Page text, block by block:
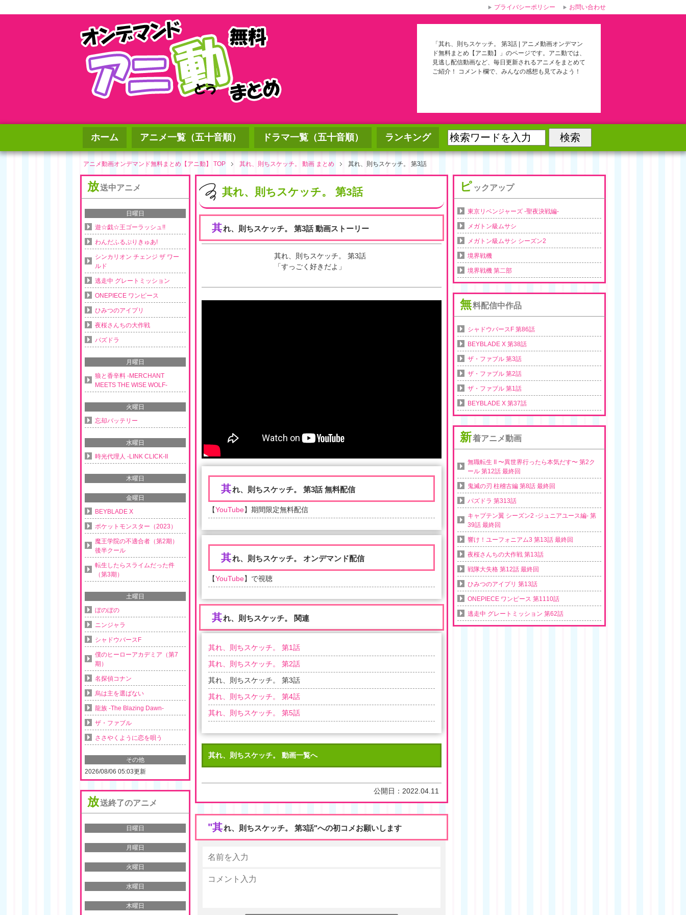
「其れ、則ちスケッチ。 第3話 | アニメ動画オンデマン
ド無料まとめ【アニ動】」のページです。アニ動では、
見逃し配信動画など、毎日更新されるアニメをまとめて
ご紹介！ コメント欄で、みんなの感想も見てみよう！
ホーム アニメ一覧（五十音順） ドラマ一覧（五十音順） ランキング
アニメ動画オンデマンド無料まとめ【アニ動】 TOP 其れ、則ちスケッチ。 動画 まとめ 其れ、則ちスケッチ。 第3話
其れ、則ちスケッチ。 第3話
其れ、則ちスケッチ。 第3話 動画ストーリー
其れ、則ちスケッチ。 第3話
「すっごく好きだよ 」
其れ、則ちスケッチ。 第3話 無料配信
【YouTube】期間限定無料配信
其れ、則ちスケッチ。 オンデマンド配信
【YouTube】で視聴
其れ、則ちスケッチ。 関連
其れ、則ちスケッチ。 第1話
其れ、則ちスケッチ。 第2話
其れ、則ちスケッチ。 第3話
其れ、則ちスケッチ。 第4話
其れ、則ちスケッチ。 第5話
其れ、則ちスケッチ。 動画一覧へ
公開日： 2022.04.11
"其れ、則ちスケッチ。 第3話"への初コメお願いします
放送中アニメ
日曜日
遊☆戯☆王ゴーラッシュ!!
わんだふるぷりきゅあ!
シンカリオン チェンジ ザ ワー
ルド
逃走中 グレートミッション
ONEPIECE ワンピース
ひみつのアイプリ
夜桜さんちの大作戦
パズドラ
月曜日
狼と香辛料 -MERCHANT
MEETS THE WISE WOLF-
火曜日
忘却バッテリー
水曜日
時光代理人 -LINK CLICK-II
木曜日
金曜日
BEYBLADE X
ポケットモンスター（2023）
魔王学院の不適合者（第2期）
後半クール
転生したらスライムだった件
（第3期）
土曜日
ぼのぼの
ニンジャラ
シャドウバースF
僕のヒーローアカデミア（第7
期）
名探偵コナン
烏は主を選ばない
龍族 -The Blazing Dawn-
ザ・ファブル
ささやくように恋を唄う
その他
2026/08/06 05:03更新
放送終了のアニメ
日曜日
月曜日
火曜日
水曜日
木曜日
ピ ックアップ
東京リベンジャーズ -聖夜決戦編-
メガトン級ムサシ
メガトン級ムサシ シーズン2
境界戦機
境界戦機 第二部
無料配信中作品
シャドウバースF 第86話
BEYBLADE X 第38話
ザ・ファブル 第3話
ザ・ファブル 第2話
ザ・ファブル 第1話
BEYBLADE X 第37話
新着アニメ動画
無職転生 II 〜異世界行ったら本気だす〜 第2ク
ール 第12話 最終回
鬼滅の刃 柱稽古編 第8話 最終回
パズドラ 第313話
キャプテン翼 シーズン2 -ジュニアユース編- 第
39話 最終回
響け！ユーフォニアム3 第13話 最終回
夜桜さんちの大作戦 第13話
戦隊大失格 第12話 最終回
ひみつのアイプリ 第13話
ONEPIECE ワンピース 第1110話
逃走中 グレートミッション 第62話
プライバシーポリシー お問い合わせ